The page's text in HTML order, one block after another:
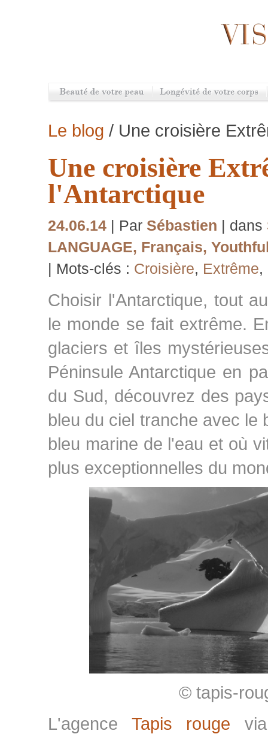
Le blog / Une croisière
Une croisière
l'Antarctique
24.06.14 | Par Sébastien | dans
LANGUAGE, Français,
| Mots-clés : Croisière, Extrême,
Choisir l'Antarctique, tout
le monde se fait extrême.
glaciers et îles
Péninsule Antarctique en
du Sud, découvrez des
bleu du ciel tranche avec le
bleu marine de l'eau et où
plus exceptionnelles du
© tapis-
L'agence
Tapis rouge